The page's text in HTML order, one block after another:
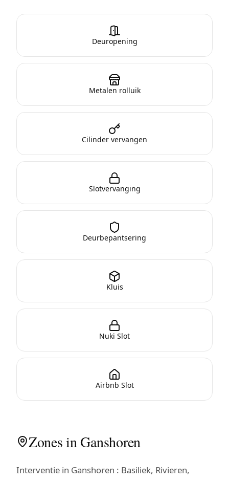
Deuropening
Metalen rolluik
Cilinder vervangen
Slotvervanging
Deurbepantsering
Kluis
Nuki Slot
Airbnb Slot
Zones in Ganshoren
Interventie in Ganshoren : Basiliek, Rivieren,